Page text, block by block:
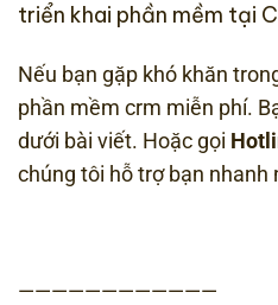
triển khai phần mềm tại
Nếu bạn gặp khó khăn
phần mềm crm miễn phí.
dưới bài viết. Hoặc gọi
chúng tôi hỗ trợ bạn nhanh
————————————